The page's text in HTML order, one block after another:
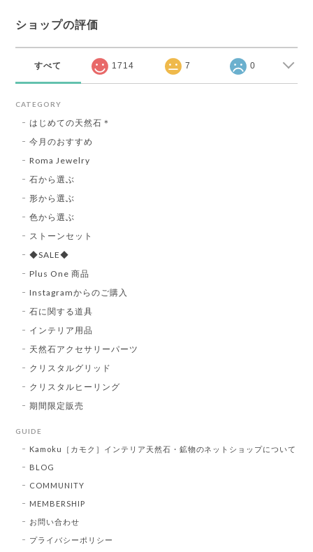
ショップの評価
すべて 1714 7 0
CATEGORY
はじめての天然石＊
今月のおすすめ
Roma Jewelry
石から選ぶ
形から選ぶ
色から選ぶ
ストーンセット
◆SALE◆
Plus One 商品
Instagramからのご購入
石に関する道具
インテリア用品
天然石アクセサリーパーツ
クリスタルグリッド
クリスタルヒーリング
期間限定販売
GUIDE
Kamoku［カモク］インテリア天然石・鉱物のネットショップについて
BLOG
COMMUNITY
MEMBERSHIP
お問い合わせ
プライバシーポリシー